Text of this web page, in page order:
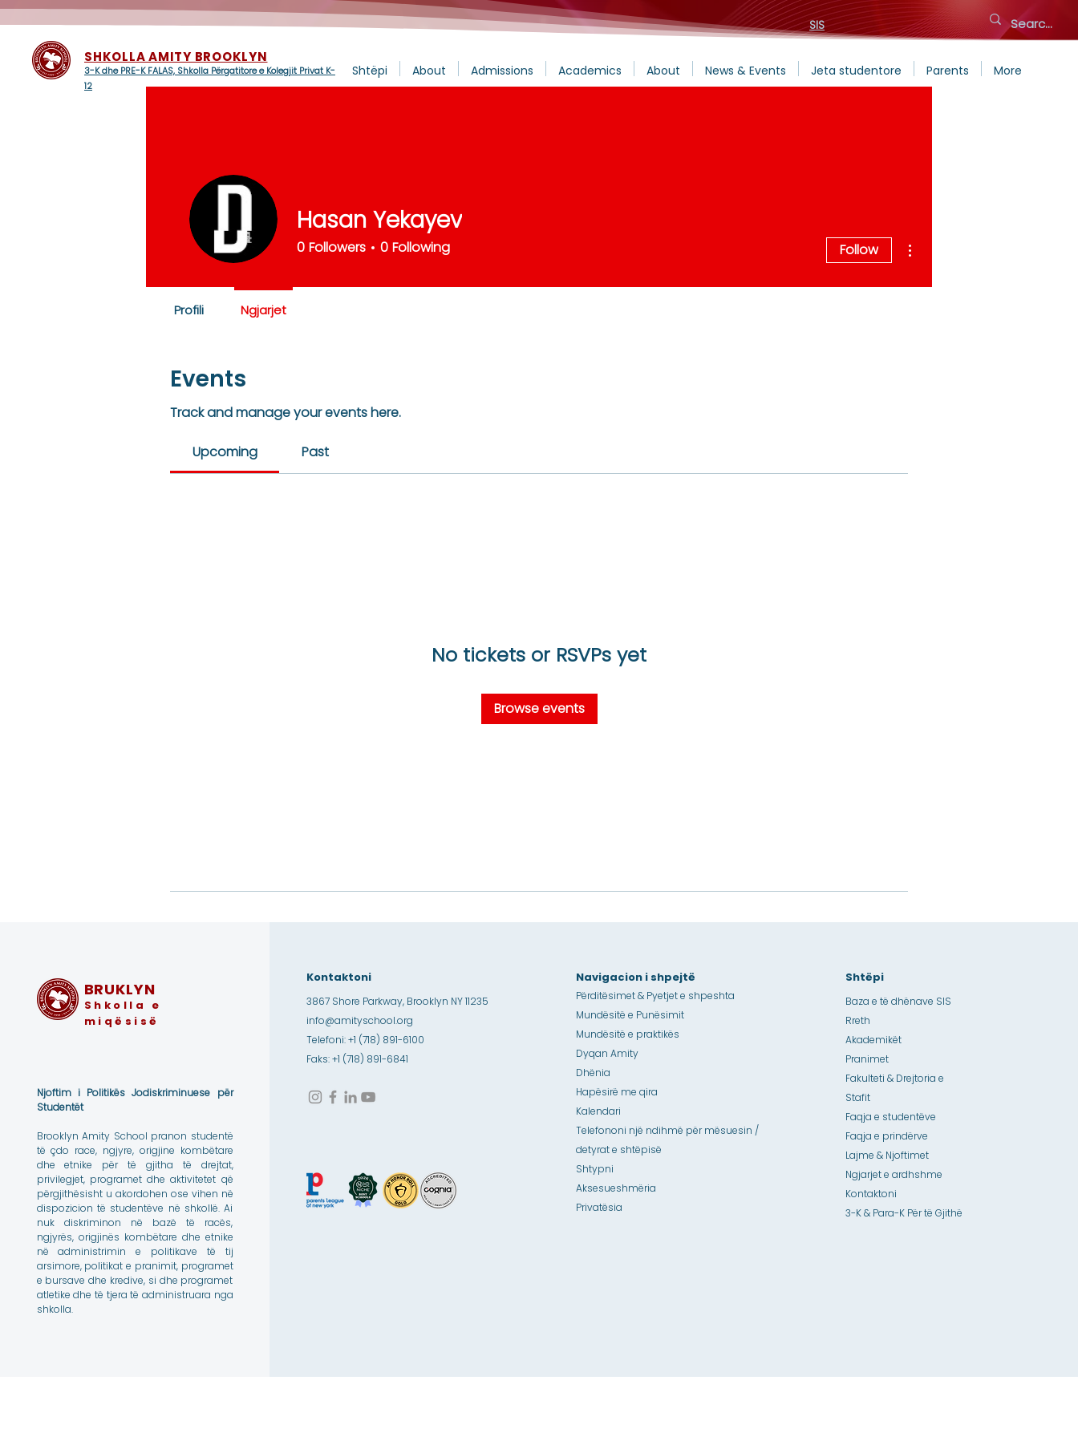
SIS
SHKOLLA AMITY BROOKLYN
3-K dhe PRE-K FALAS, Shkolla Përgatitore e Kolegjit Privat K-
12
Shtëpi About Admissions Academics About News & Events Jeta studentore Parents More
Events
Track and manage your events here.
Upcoming Past
No tickets or RSVPs yet
Browse events
Hasan Yekayev
0 Followers 0 Following Follow
Profili Ngjarjet
BRUKLYN
Shkolla e
miqësisë
Njoftim i Politikës Jodiskriminuese për
Studentët
Brooklyn Amity School pranon studentë
të çdo race, ngjyre, origjine kombëtare
dhe etnike për të gjitha të drejtat,
privilegjet, programet dhe aktivitetet që
përgjithësisht u akordohen ose vihen në
dispozicion të studentëve në shkollë. Ai
nuk diskriminon në bazë të racës,
ngjyrës, origjinës kombëtare dhe etnike
në administrimin e politikave të tij
arsimore, politikat e pranimit, programet
e bursave dhe kredive, si dhe programet
atletike dhe të tjera të administruara nga
shkolla.
Kontaktoni
3867 Shore Parkway, Brooklyn NY 11235
info@amityschool.org
Telefoni: +1 (718) 891-6100
Faks: +1 (718) 891-6841
Navigacion i shpejtë
Përditësimet & Pyetjet e shpeshta
Mundësitë e Punësimit
Mundësitë e praktikës
Dyqan Amity
Dhënia
Hapësirë me qira
Kalendari
Telefononi një ndihmë për mësuesin /
detyrat e shtëpisë
Shtypni
Aksesueshmëria
Privatësia
Shtëpi
Baza e të dhënave SIS
Rreth
Akademikët
Pranimet
Fakulteti & Drejtoria e
Stafit
Faqja e studentëve
Faqja e prindërve
Lajme & Njoftimet
Ngjarjet e ardhshme
Kontaktoni
3-K & Para-K Për të Gjithë